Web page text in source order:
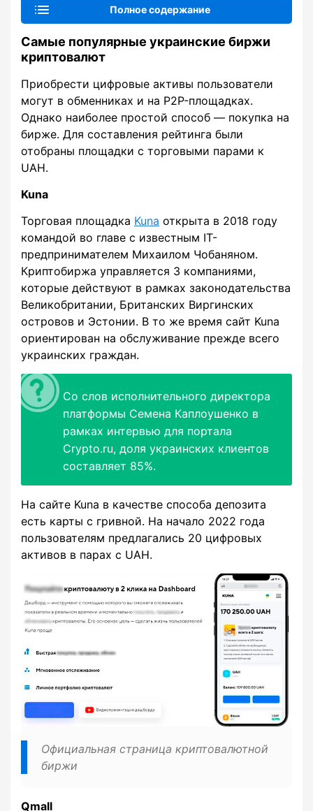
Полное содержание
Самые популярные украинские биржи
криптовалют
Приобрести цифровые активы пользователи
могут в обменниках и на P2P-площадках.
Однако наиболее простой способ — покупка на
бирже. Для составления рейтинга были
отобраны площадки с торговыми парами к
UAH.
Kuna
Торговая площадка Kuna открыта в 2018 году
командой во главе с известным IT-
предпринимателем Михаилом Чобаняном.
Криптобиржа управляется 3 компаниями,
которые действуют в рамках законодательства
Великобритании, Британских Виргинских
островов и Эстонии. В то же время сайт Kuna
ориентирован на обслуживание прежде всего
украинских граждан.
Со слов исполнительного директора
платформы Семена Каплоушенко в
рамках интервью для портала
Crypto.ru, доля украинских клиентов
составляет 85%.
На сайте Kuna в качестве способа депозита
есть карты с гривной. На начало 2022 года
пользователям предлагались 20 цифровых
активов в парах с UAH.
Официальная страница криптовалютной
биржи
Qmall